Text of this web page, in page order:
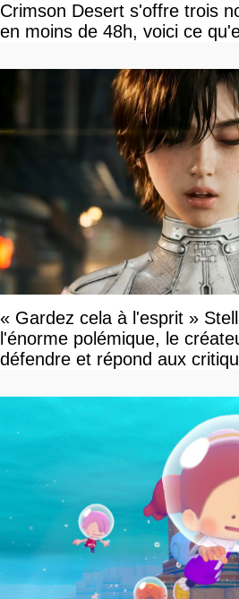
Crimson Desert s'offre trois
en moins de 48h, voici ce
« Gardez cela à l'esprit »
l'énorme polémique, le
défendre et répond aux